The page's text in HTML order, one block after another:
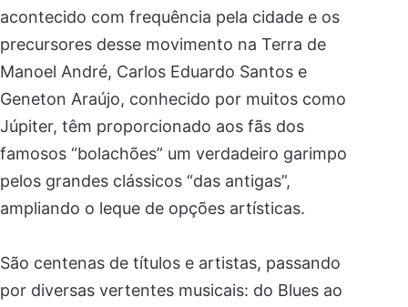
acontecido com frequência pela cidade e os
precursores desse movimento na Terra de
Manoel André, Carlos Eduardo Santos e
Geneton Araújo, conhecido por muitos como
Júpiter, têm proporcionado aos fãs dos
famosos “bolachões” um verdadeiro garimpo
pelos grandes clássicos “das antigas”,
ampliando o leque de opções artísticas.
São centenas de títulos e artistas, passando
por diversas vertentes musicais: do Blues ao